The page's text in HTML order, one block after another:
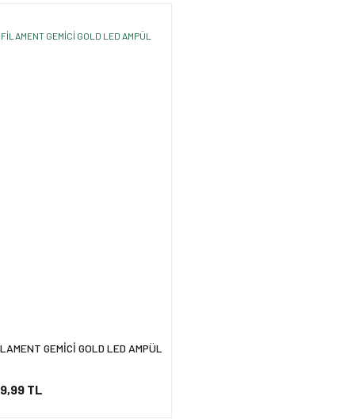
GEMİCİ GOLD LED AMPÜL
TL